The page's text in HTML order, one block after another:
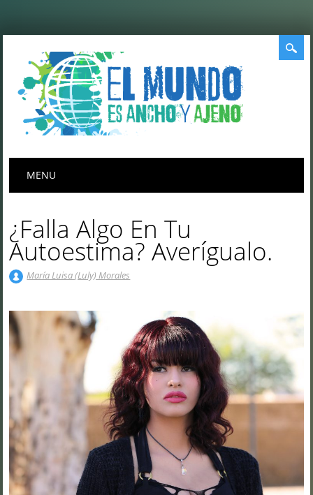
Menú principal
MENU
¿Falla Algo En Tu
Autoestima? Averígualo.
María Luisa (Luly) Morales